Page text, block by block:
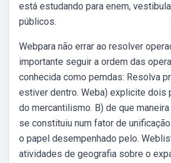
está estudando para enem,
públicos.
Webpara não errar ao resolver
importante seguir a ordem das
conhecida como pemdas: Resolva
estiver dentro. Weba) explicite dois
do mercantilismo. B) de que
se constituiu num fator de
o papel desempenhado pelo.
atividades de geografia sobre o